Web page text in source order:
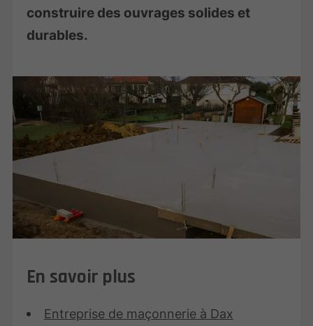
construire des ouvrages solides et
durables.
En savoir plus
Entreprise de maçonnerie à Dax